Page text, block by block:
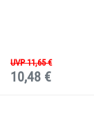
UVP 11,65 €
10,48 €